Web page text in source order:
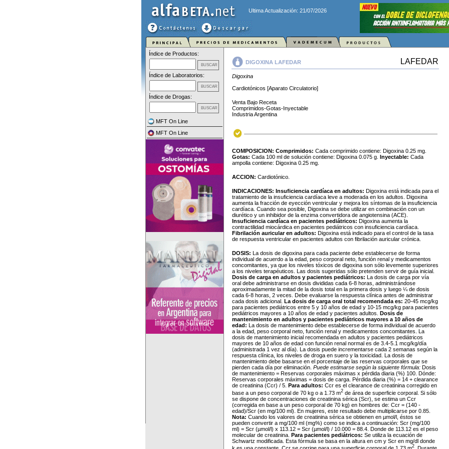
Ultima Actualización: 21/07/2026
Índice de Productos:
Índice de Laboratorios:
Índice de Drogas:
MFT On Line
MFT On Line
DIGOXINA LAFEDAR LAFEDAR
Digoxina
Cardiotónicos [Aparato Circulatorio]
Venta Bajo Receta
Comprimidos-Gotas-Inyectable
Industria Argentina
COMPOSICION: Comprimidos: Cada comprimido contiene: Digoxina 0.25 mg.
Gotas: Cada 100 ml de solución contiene: Digoxina 0.075 g. Inyectable: Cada
ampolla contiene: Digoxina 0.25 mg.
ACCION: Cardiotónico.
INDICACIONES: Insuficiencia cardíaca en adultos: Digoxina está indicada para el
tratamiento de la insuficiencia cardíaca leve a moderada en los adultos. Digoxina
aumenta la fracción de eyección ventricular y mejora los síntomas de la insuficiencia
cardíaca. Cuando sea posible, Digoxina se debe utilizar en combinación con un
diurético y un inhibidor de la enzima convertidora de angiotensina (ACE).
Insuficiencia cardíaca en pacientes pediátricos: Digoxina aumenta la
contractilidad miocárdica en pacientes pediátricos con insuficiencia cardíaca.
Fibrilación auricular en adultos: Digoxina está indicado para el control de la tasa
de respuesta ventricular en pacientes adultos con fibrilación auricular crónica.
DOSIS: La dosis de digoxina para cada paciente debe establecerse de forma
individual de acuerdo a la edad, peso corporal neto, función renal y medicamentos
concomitantes, ya que los niveles tóxicos de digoxina son sólo levemente superiores
a los niveles terapéuticos. Las dosis sugeridas sólo pretenden servir de guía inicial.
Dosis de carga en adultos y pacientes pediátricos: La dosis de carga por vía
oral debe administrarse en dosis divididas cada 6-8 horas, administrándose
aproximadamente la mitad de la dosis total en la primera dosis y luego ¼ de dosis
cada 6-8 horas, 2 veces. Debe evaluarse la respuesta clínica antes de administrar
cada dosis adicional. La dosis de carga oral total recomendada es: 20-45 mcg/kg
para pacientes pediátricos entre 5 y 10 años de edad y 10-15 mcg/kg para pacientes
pediátricos mayores a 10 años de edad y pacientes adultos. Dosis de
mantenimiento en adultos y pacientes pediátricos mayores a 10 años de
edad: La dosis de mantenimiento debe establecerse de forma individual de acuerdo
a la edad, peso corporal neto, función renal y medicamentos concomitantes. La
dosis de mantenimiento inicial recomendada en adultos y pacientes pediátricos
mayores de 10 años de edad con función renal normal es de 3.4-5.1 mcg/kg/día
(administrada 1 vez al día). La dosis puede incrementarse cada 2 semanas según la
respuesta clínica, los niveles de droga en suero y la toxicidad. La dosis de
mantenimiento debe basarse en el porcentaje de las reservas corporales que se
pierden cada día por eliminación. Puede estimarse según la siguiente fórmula: Dosis
de mantenimiento = Reservas corporales máximas x pérdida diaria (%) 100. Dónde:
Reservas corporales máximas = dosis de carga. Pérdida diaria (%) = 14 + clearance
de creatinina (Ccr) / 5. Para adultos: Ccr es el clearance de creatinina corregido en
base a un peso corporal de 70 kg o a 1.73 m2 de área de superficie corporal. Si sólo
se dispone de concentraciones de creatinina sérica (Scr), se estima un Ccr
(corregida en base a un peso corporal de 70 kg) en hombres de: Ccr = (140 -
edad)/Scr (en mg/100 ml). En mujeres, este resultado debe multiplicarse por 0.85.
Nota: Cuando los valores de creatinina sérica se obtienen en µmol/l, éstos se
pueden convertir a mg/100 ml (mg%) como se indica a continuación: Scr (mg/100
ml) = Scr (µmol/l) x 113.12 = Scr (µmol/l) / 10.000 = 88.4. Donde de 113.12 es el peso
molecular de creatinina. Para pacientes pediátricos: Se utiliza la ecuación de
Schwartz modificada. Esta fórmula se basa en la altura en cm y Scr en mg/dl donde
2